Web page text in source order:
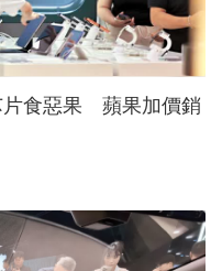
片食惡果 蘋果加價銷